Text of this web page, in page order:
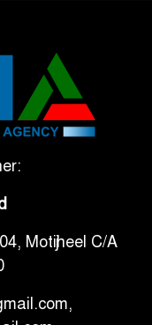
গোল ভিনির, ইতিহাস
জিতবে ব্রাজিল
বই বিক্রির
পর মালিকানা
নির্দেশনা
Motijheel C/A